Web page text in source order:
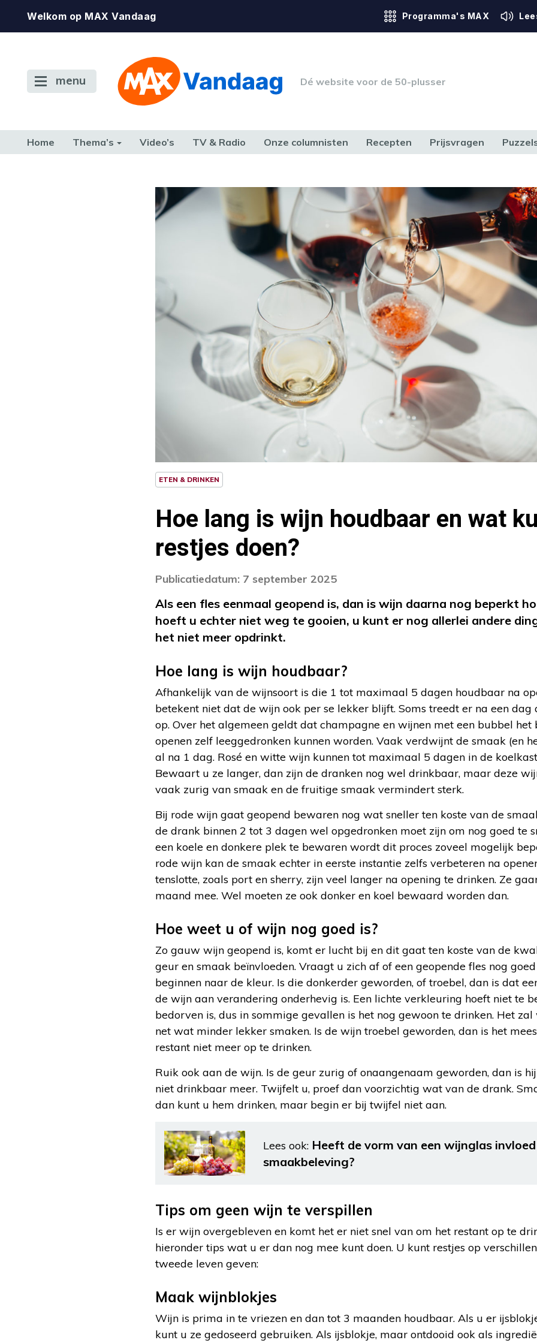
Welkom op MAX Vandaag Programma's MAX
menu Dé website voor de 50-plusser
Home Thema’s Video’s TV & Radio Onze columnisten Recepten Prijsvragen
ETEN & DRINKEN
Hoe lang is wijn houdbaar en wat
restjes doen?
Publicatiedatum: 7 september 2025
Als een fles eenmaal geopend is, dan is wijn daarna nog beperkt
hoeft u echter niet weg te gooien, u kunt er nog allerlei andere
het niet meer opdrinkt.
Hoe lang is wijn houdbaar?
Afhankelijk van de wijnsoort is die 1 tot maximaal 5 dagen houdbaar na
betekent niet dat de wijn ook per se lekker blijft. Soms treedt er na een
op. Over het algemeen geldt dat champagne en wijnen met een bubbel het
openen zelf leeggedronken kunnen worden. Vaak verdwijnt de smaak (en
al na 1 dag. Rosé en witte wijn kunnen tot maximaal 5 dagen in de
Bewaart u ze langer, dan zijn de dranken nog wel drinkbaar, maar deze
vaak zurig van smaak en de fruitige smaak vermindert sterk.
Bij rode wijn gaat geopend bewaren nog wat sneller ten koste van de
de drank binnen 2 tot 3 dagen wel opgedronken moet zijn om nog goed te
een koele en donkere plek te bewaren wordt dit proces zoveel mogelijk
rode wijn kan de smaak echter in eerste instantie zelfs verbeteren na
tenslotte, zoals port en sherry, zijn veel langer na opening te drinken. Ze
maand mee. Wel moeten ze ook donker en koel bewaard worden dan.
Hoe weet u of wijn nog goed is?
Zo gauw wijn geopend is, komt er lucht bij en dit gaat ten koste van de
geur en smaak beïnvloeden. Vraagt u zich af of een geopende fles nog
beginnen naar de kleur. Is die donkerder geworden, of troebel, dan is dat
de wijn aan verandering onderhevig is. Een lichte verkleuring hoeft niet te
bedorven is, dus in sommige gevallen is het nog gewoon te drinken. Het
net wat minder lekker smaken. Is de wijn troebel geworden, dan is het
restant niet meer op te drinken.
Ruik ook aan de wijn. Is de geur zurig of onaangenaam geworden, dan is
niet drinkbaar meer. Twijfelt u, proef dan voorzichtig wat van de drank.
dan kunt u hem drinken, maar begin er bij twijfel niet aan.
Lees ook: Heeft de vorm van een wijnglas
smaakbeleving?
Tips om geen wijn te verspillen
Is er wijn overgebleven en komt het er niet snel van om het restant op te
hieronder tips wat u er dan nog mee kunt doen. U kunt restjes op
tweede leven geven:
Maak wijnblokjes
Wijn is prima in te vriezen en dan tot 3 maanden houdbaar. Als u er
kunt u ze gedoseerd gebruiken. Als ijsblokje, maar ontdooid ook als